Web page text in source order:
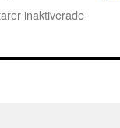
inaktiveradeför
och